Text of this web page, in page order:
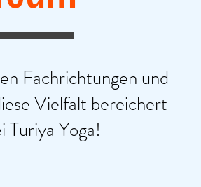
Fachrichtungen und
Vielfalt bereichert
Turiya Yoga!